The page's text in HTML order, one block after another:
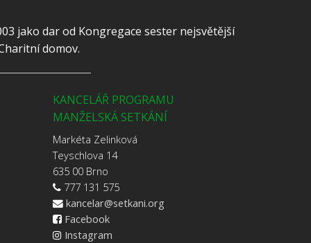
jako dar od Kongregace sester nejsvětější
domov.
KANCELÁŘ PROGRAMU
MANŽELSKÁ SETKÁNÍ
Markéta Zelinková
Teyschlova 14
635 00 Brno
777 131 575
kancelar@setkani.org
Facebook
Instagram